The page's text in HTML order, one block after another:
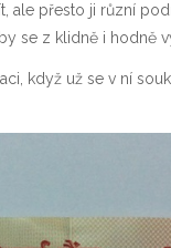
ale přesto ji různí
se z klidně i hodně
když už se v ní